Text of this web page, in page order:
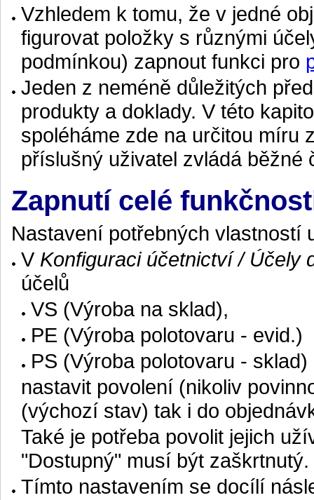
Vzhledem k tomu, že v jedné
figurovat položky s různými
podmínkou) zapnout funkci pro
Jeden z neméně důležitých
produkty a doklady. V této
spoléháme zde na určitou míru
příslušný uživatel zvládá běžné
Zapnutí celé
Nastavení potřebných vlastností
V Konfiguraci účetnictví / Účely
účelů
VS (Výroba na sklad),
PE (Výroba polotovaru - evid.)
PS (Výroba polotovaru - sklad)
nastavit povolení (nikoliv
(výchozí stav) tak i do
Také je potřeba povolit jejich
"Dostupný" musí být zaškrtnutý.
Tímto nastavením se docílí